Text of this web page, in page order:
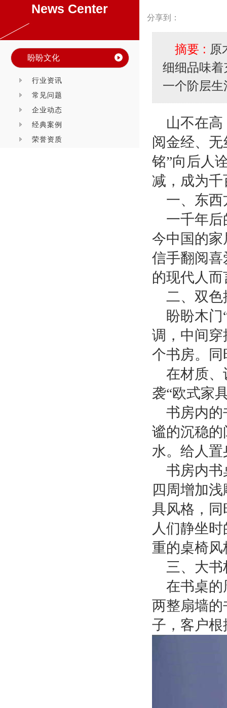
News Center
盼盼文化
行业资讯
常见问题
企业动态
经典案例
荣誉资质
分享到：
摘要 : 原
细细品味
一个阶层
山不在
阅金经、
铭”向后人
减，成为
一、东
一千年
今中国的
信手翻阅
的现代人
二、双色
盼盼木门
调，中间
个书房。
在材质、
袭“欧式家
书房内的
谧的沉稳
水。给人
书房内书
四周增加
具风格，
人们静坐
重的桌椅风
三、大
在书桌的
两整扇墙
子，客户